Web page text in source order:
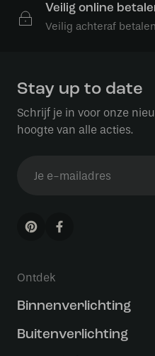
Veilig online
Veilig achteraf
Stay up to date
Schrijf je in voor onze
hoogte van alle acties.
Ontdek
Binnenverlichting
Buitenverlichting